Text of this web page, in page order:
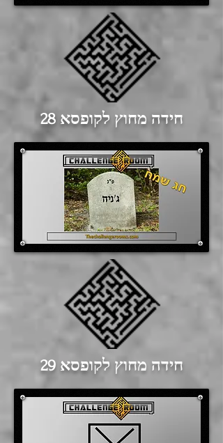
חידה מחוץ לקופסא 28
חידה מחוץ לקופסא 29